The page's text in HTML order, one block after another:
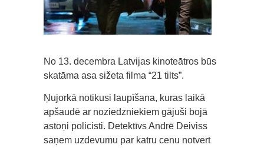
No 13. decembra Latvijas kinoteātros būs
skatāma asa sižeta filma “21 tilts”.
Ņujorkā notikusi laupīšana, kuras laikā
apšaudē ar noziedzniekiem gājuši bojā
astoņi policisti. Detektīvs Andrē Deiviss
saņem uzdevumu par katru cenu notvert